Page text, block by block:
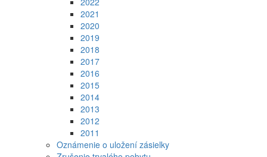
2021
2020
2019
2018
2017
2016
2015
2014
2013
2012
2011
Oznámenie o uložení zásielky